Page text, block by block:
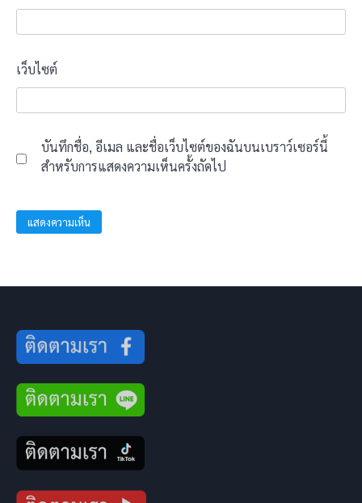
เว็บไซต์
บันทึกชื่อ, อีเมล และชื่อเว็บไซต์ของฉันบนเบราว์เซอร์นี้
สำหรับการแสดงความเห็นครั้งถัดไป